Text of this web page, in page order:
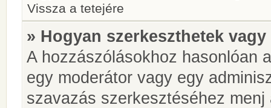
Vissza a tetejére
» Hogyan szerkeszthetek
A hozzászólásokhoz hasonlóan
egy moderátor vagy egy
szavazás szerkesztéséhez